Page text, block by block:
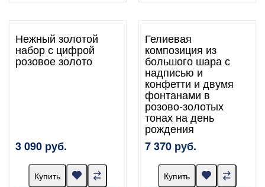
Нежный золотой
набор с цифрой
розовое золото
3 090 руб.
Купить
Гелиевая
композиция из
большого шара с
надписью и
конфетти и двумя
фонтанами в
розово-золотых
тонах на день
рождения
7 370 руб.
Купить